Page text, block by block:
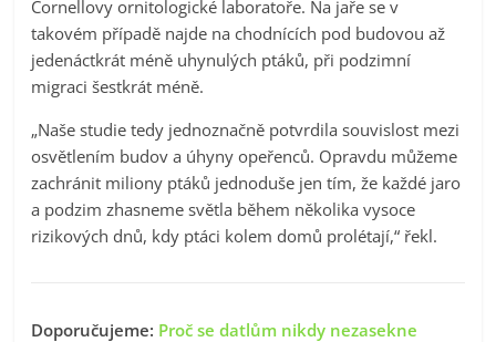
Cornellovy ornitologické laboratoře. Na jaře se v
takovém případě najde na chodnících pod budovou až
jedenáctkrát méně uhynulých ptáků, při podzimní
migraci šestkrát méně.
„Naše studie tedy jednoznačně potvrdila souvislost mezi
osvětlením budov a úhyny opeřenců. Opravdu můžeme
zachránit miliony ptáků jednoduše jen tím, že každé jaro
a podzim zhasneme světla během několika vysoce
rizikových dnů, kdy ptáci kolem domů prolétají,“ řekl.
Doporučujeme: Proč se datlům nikdy nezasekne